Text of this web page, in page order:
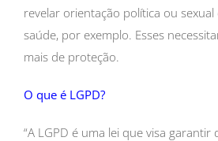
revelar orientação política ou
saúde, por exemplo. Esses
mais de proteção.
O que é LGPD?
“A LGPD é uma lei que visa